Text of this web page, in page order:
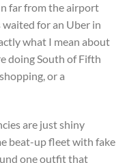
far from the airport
waited for an Uber in
what I mean about
doing South of Fifth
or a
are just shiny
beat-up fleet with fake
one outfit that